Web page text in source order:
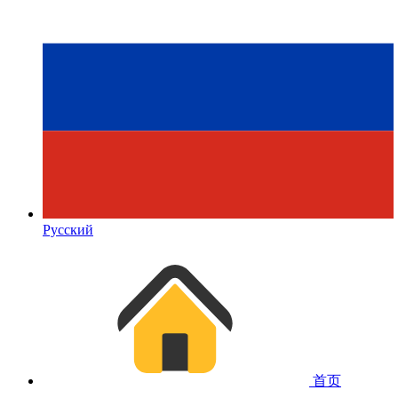
Русский
首页